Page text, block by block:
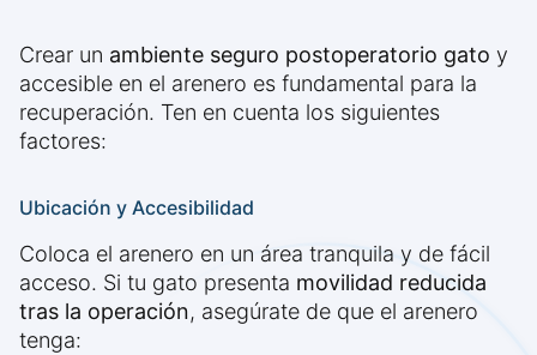
Crear un ambiente seguro postoperatorio gato y
accesible en el arenero es fundamental para la
recuperación. Ten en cuenta los siguientes
factores:
Ubicación y Accesibilidad
Coloca el arenero en un área tranquila y de fácil
acceso. Si tu gato presenta movilidad reducida
tras la operación, asegúrate de que el arenero
tenga: